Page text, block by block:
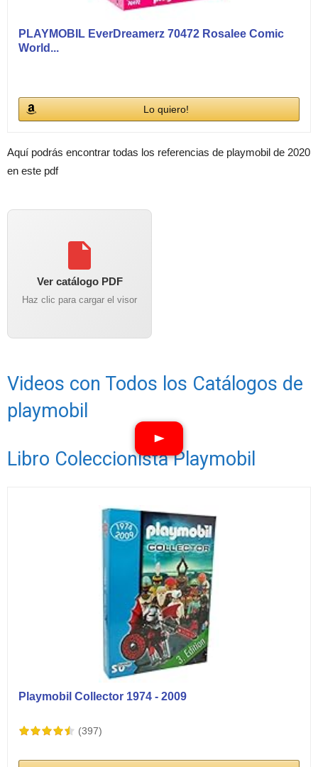
PLAYMOBIL EverDreamerz 70472 Rosalee Comic
World...
Lo quiero!
Aquí podrás encontrar todas los referencias de playmobil de 2020
en este pdf
Ver catálogo PDF
Haz clic para cargar el visor
Videos con Todos los Catálogos de
playmobil
Libro Coleccionista Playmobil
Playmobil Collector 1974 - 2009
(397)